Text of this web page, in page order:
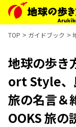
TOP ガイドブック
地球の歩き
ort Style、
旅の名言＆
OOKS 旅の